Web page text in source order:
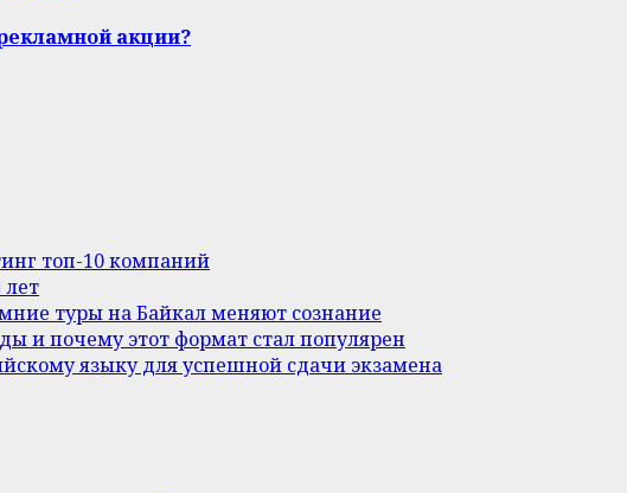
акции?
топ-10 компаний
туры на Байкал меняют сознание
и почему этот формат стал популярен
языку для успешной сдачи экзамена